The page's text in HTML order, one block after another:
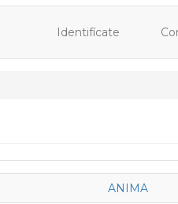
Identifícate
ANIMA